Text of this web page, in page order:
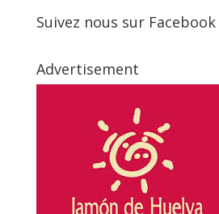
Suivez nous sur Facebook
Advertisement